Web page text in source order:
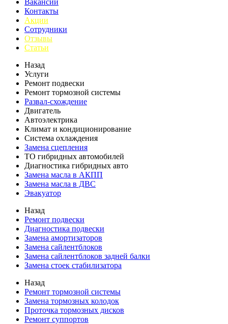
Вакансии
Контакты
Акции
Сотрудники
Отзывы
Статьи
Назад
Услуги
Ремонт подвески
Ремонт тормозной системы
Развал-схождение
Двигатель
Автоэлектрика
Климат и кондиционирование
Система охлаждения
Замена сцепления
ТО гибридных автомобилей
Диагностика гибридных авто
Замена масла в АКПП
Замена масла в ДВС
Эвакуатор
Назад
Ремонт подвески
Диагностика подвески
Замена амортизаторов
Замена сайлентблоков
Замена сайлентблоков задней балки
Замена стоек стабилизатора
Назад
Ремонт тормозной системы
Замена тормозных колодок
Проточка тормозных дисков
Ремонт суппортов